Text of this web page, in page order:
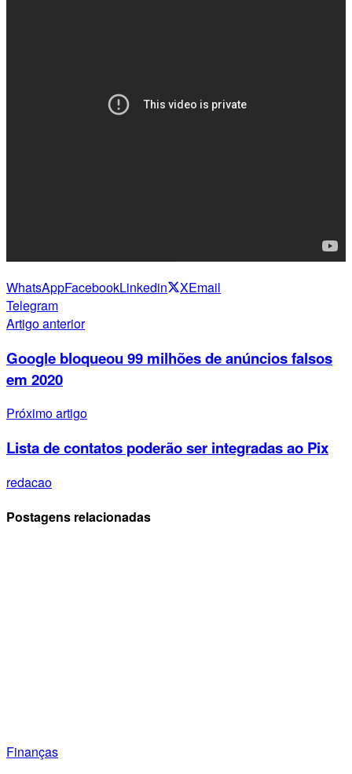
WhatsAppFacebookLinkedin XEmail
Telegram
Artigo anterior
Google bloqueou 99 milhões de anúncios falsos
em 2020
Próximo artigo
Lista de contatos poderão ser integradas ao Pix
redacao
Postagens relacionadas
Finanças